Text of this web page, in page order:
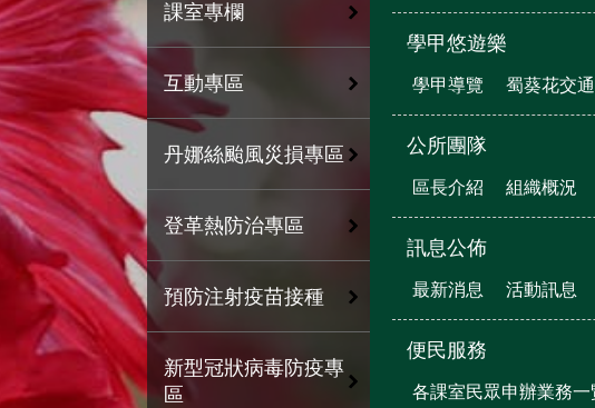
課室專欄
互動專區
丹娜絲颱風災損專區
登革熱防治專區
預防注射疫苗接種
新型冠狀病毒防疫專
區
學甲悠遊樂
學甲導覽 蜀葵花交
公所團隊
區長介紹 組織概況
訊息公佈
最新消息 活動訊息
便民服務
各課室民眾申辦業務一